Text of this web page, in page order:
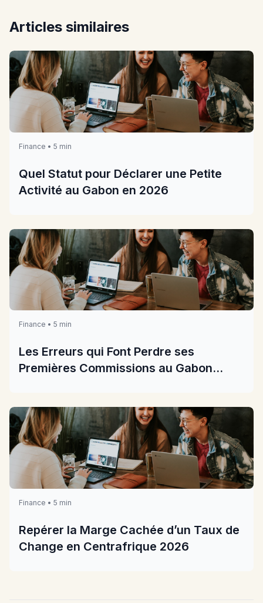
Articles similaires
Finance • 5 min
Quel Statut pour Déclarer une Petite
Activité au Gabon en 2026
Finance • 5 min
Les Erreurs qui Font Perdre ses
Premières Commissions au Gabon
Finance • 5 min
Repérer la Marge Cachée d’un Taux de
Change en Centrafrique 2026